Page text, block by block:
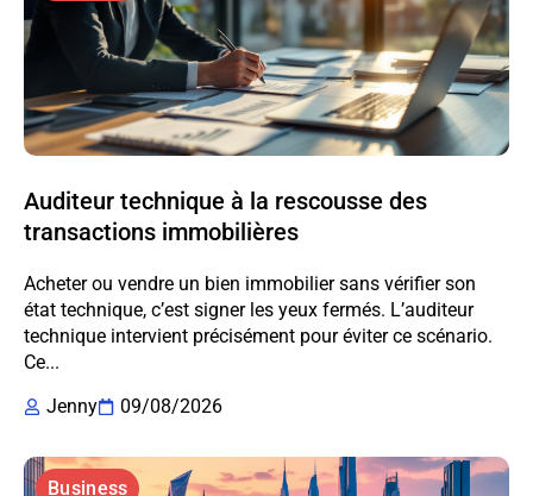
Auditeur technique à la rescousse des
transactions immobilières
Acheter ou vendre un bien immobilier sans vérifier son
état technique, c’est signer les yeux fermés. L’auditeur
technique intervient précisément pour éviter ce scénario.
Ce...
Jenny
09/08/2026
Business